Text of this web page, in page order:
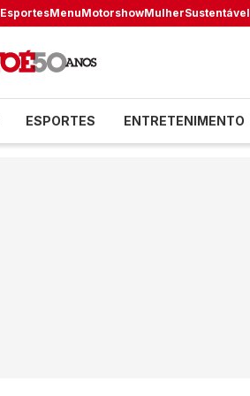
EsportesMenuMotorshowMulherSustentável
ESPORTES ENTRETENIMENTO